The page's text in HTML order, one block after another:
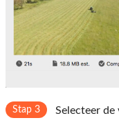
Stap 3 Selecteer de